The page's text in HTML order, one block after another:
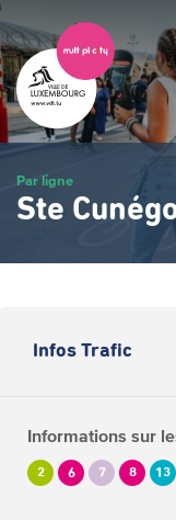
Passer
au
contenu
principal
Par ligne
Ste
Infos Trafic
Informations sur
2 6 7 8 13